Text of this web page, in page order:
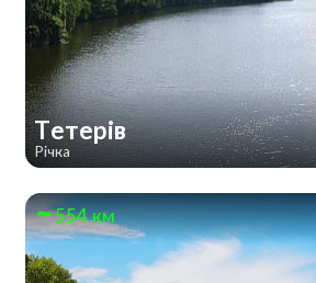
Тетерів
Річка
554 км